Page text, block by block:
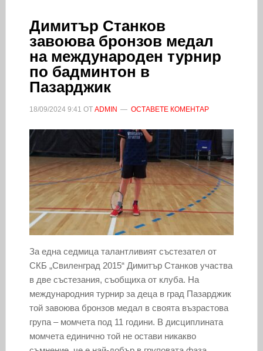
Димитър Станков
завоюва бронзов медал
на международен турнир
по бадминтон в
Пазарджик
18/09/2024 9:41 ОТ ADMIN ОСТАВЕТЕ КОМЕНТАР
За една седмица талантливият състезател от
СКБ „Свиленград 2015“ Димитър Станков участва
в две състезания, съобщиха от клуба. На
международния турнир за деца в град Пазарджик
той завоюва бронзов медал в своята възрастова
група – момчета под 11 години. В дисциплината
момчета единично той не остави никакво